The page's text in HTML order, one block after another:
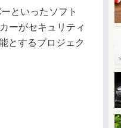
といったソフト
ーがセキュリティ
とするプロジェク